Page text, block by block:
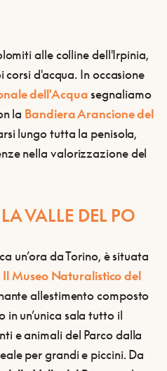
alle colline dell'Irpinia,
d'acqua. In occasione
dell'Acquasegnaliamo
la Bandiera Arancione del
lungo tutta la penisola,
nella valorizzazione del
VALLE DEL PO
un’ora da Torino, è situata
Il Museo Naturalistico del
allestimento composto
un’unica sala tutto il
e animali del Parco dalla
per grandi e piccini. Da